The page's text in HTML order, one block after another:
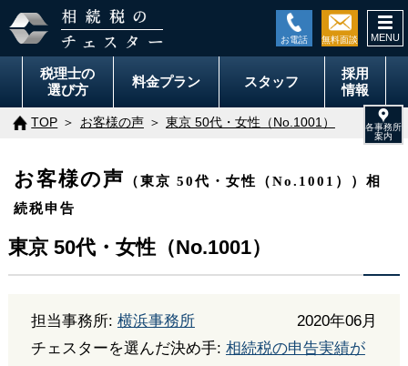
税理士の
選び方
料金プラン スタッフ
採用
情報
TOP お客様の声 東京 50代・女性（No.1001）
お客様の声
（東京 50代・女性（No.1001））相
続税申告
東京 50代・女性（No.1001）
担当事務所: 横浜事務所
2020年06月
チェスターを選んだ決め手: 相続税の申告実績が